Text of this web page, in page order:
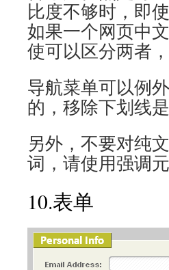
比度不够时，即
如果一个网页中
使可以区分两者
导航菜单可以例
的，移除下划线是
另外，不要对纯
词，请使用强调元
10.表单